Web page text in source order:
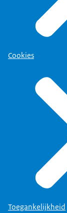
Cookies
Toegankelijkheid